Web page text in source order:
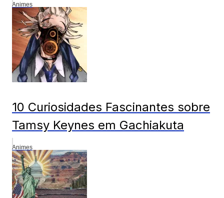
Animes
10 Curiosidades Fascinantes sobre
Tamsy Keynes em Gachiakuta
Animes